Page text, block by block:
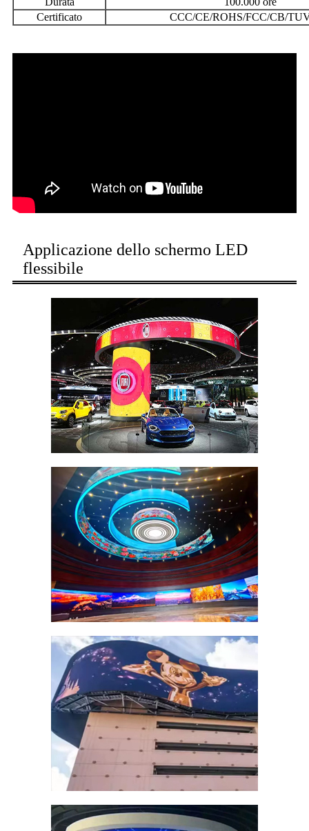
Certificato
CCC/CE/ROHS/FCC/CB/
Applicazione dello schermo LED
flessibile